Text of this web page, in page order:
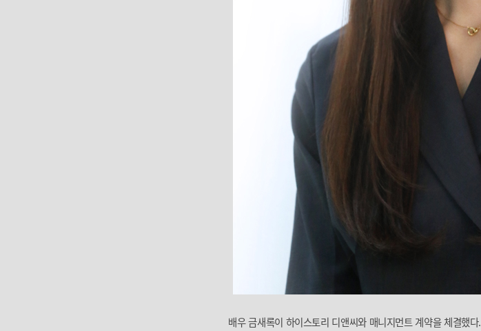
배우 금새록이 하이스토리 디앤씨와 매니지먼트 계약을 체결했다.